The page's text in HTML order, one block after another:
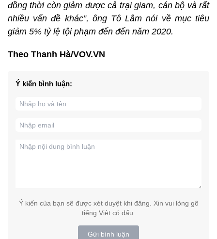
đồng thời còn giảm được cả trại giam, cán bộ và rất
nhiều vấn đề khác”, ông Tô Lâm nói về mục tiêu
giảm 5% tỷ lệ tội phạm đến đến năm 2020.
Theo Thanh Hà/VOV.VN
Ý kiến bình luận:
Ý kiến của bạn sẽ được xét duyệt khi đăng. Xin vui lòng gõ
tiếng Việt có dấu.
Gửi bình luận